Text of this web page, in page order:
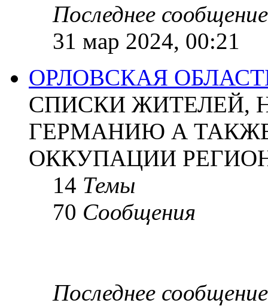
Последнее сообщение
31 мар 2024, 00:21
ОРЛОВСКАЯ
СПИСКИ ЖИТЕЛЕЙ,
ГЕРМАНИЮ А
ОККУПАЦИИ
14 Темы
70 Сообщения
Последнее сообщение